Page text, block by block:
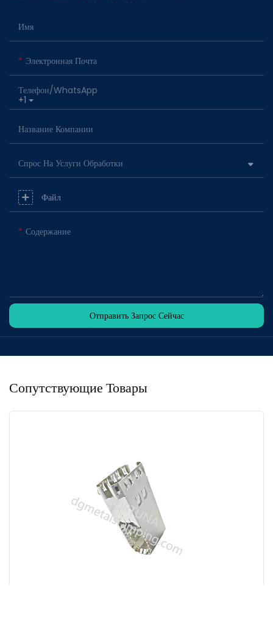
Имя
Электронная Почта
+1
Телефон/WhatsApp
Название Компании
Спрос На Услуги Обработки
Файл
Содержание
Отправить Запрос Сейчас
Сопутствующие Товары